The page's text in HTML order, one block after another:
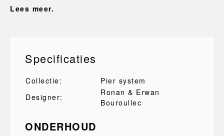
Lees meer.
Specificaties
Collectie:
Pier system
Designer:
Ronan & Erwan
Bouroullec
ONDERHOUD